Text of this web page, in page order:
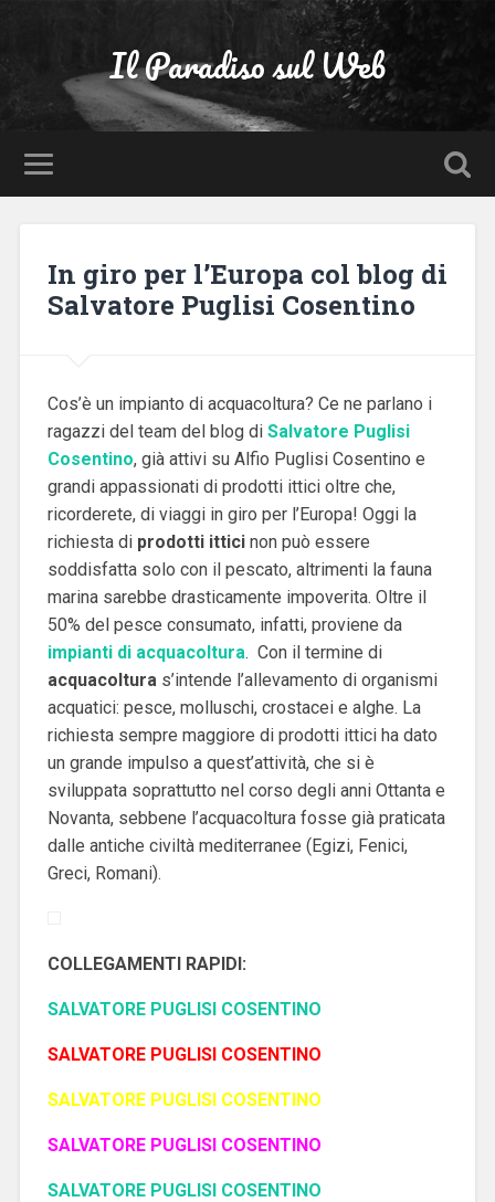
Il Paradiso sul Web
In giro per l’Europa col blog di
Salvatore Puglisi Cosentino
Cos’è un impianto di acquacoltura? Ce ne parlano i
ragazzi del team del blog di Salvatore Puglisi
Cosentino, già attivi su Alfio Puglisi Cosentino e
grandi appassionati di prodotti ittici oltre che,
ricorderete, di viaggi in giro per l’Europa! Oggi la
richiesta di prodotti itticinon può essere
soddisfatta solo con il pescato, altrimenti la fauna
marina sarebbe drasticamente impoverita. Oltre il
50% del pesce consumato, infatti, proviene da
impianti di acquacoltura. Con il termine di
acquacoltura s’intende l’allevamento di organismi
acquatici: pesce, molluschi, crostacei e alghe. La
richiesta sempre maggiore di prodotti ittici ha dato
un grande impulso a quest’attività, che si è
sviluppata soprattutto nel corso degli anni Ottanta e
Novanta, sebbene l’acquacoltura fosse già praticata
dalle antiche civiltà mediterranee (Egizi, Fenici,
Greci, Romani).
COLLEGAMENTI RAPIDI:
SALVATORE PUGLISI COSENTINO
SALVATORE PUGLISI COSENTINO
SALVATORE PUGLISI COSENTINO
SALVATORE PUGLISI COSENTINO
SALVATORE PUGLISI COSENTINO